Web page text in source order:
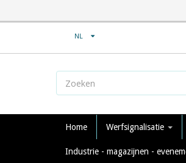
NL
Home Werfsignalisatie
Industrie - magazijnen -